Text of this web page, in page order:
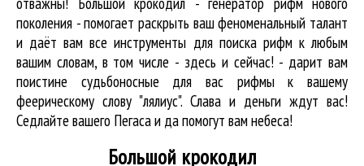
поколения - помогает раскрыть ваш феноменальный талант
и даёт вам все инструменты для поиска рифмк любым
вашим словам, в том числе - здесь и сейчас! - дарит вам
поистине судьбоносные для вас рифмы к вашему
феерическому слову "лялиус". Слава и деньги ждут вас!
Седлайте вашего Пегаса и да помогут вам небеса!
Большой крокодил